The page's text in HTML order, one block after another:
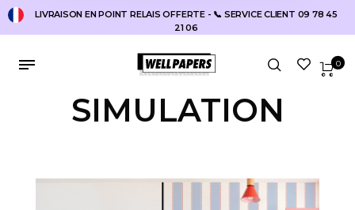
LIVRAISON EN POINT RELAIS OFFERTE - 📞 SERVICE CLIENT 09 78 45
21 06
0
SIMULATION